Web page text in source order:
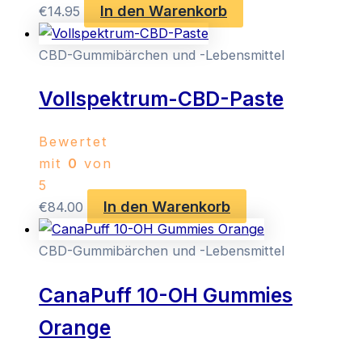
€14.95 In den Warenkorb
CBD-Gummibärchen und -Lebensmittel
Vollspektrum-CBD-Paste
Bewertet
mit 0 von
5
€84.00 In den Warenkorb
CBD-Gummibärchen und -Lebensmittel
CanaPuff 10-OH Gummies
Orange